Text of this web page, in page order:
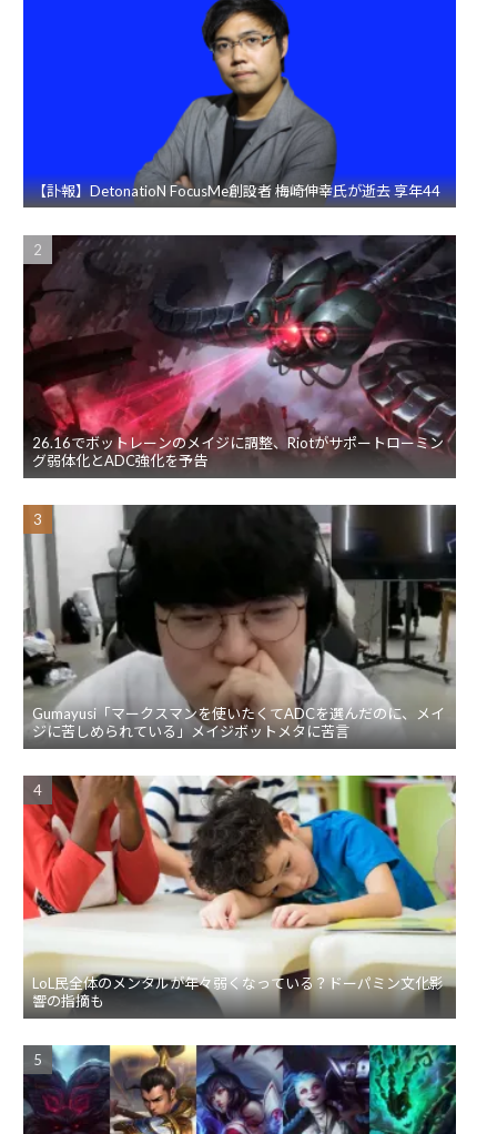
【訃報】DetonatioN FocusMe創設者 梅崎伸幸氏が逝去 享年44
26.16でボットレーンのメイジに調整、Riotがサポートローミン
グ弱体化とADC強化を予告
Gumayusi「マークスマンを使いたくてADCを選んだのに、メイ
ジに苦しめられている」メイジボットメタに苦言
LoL民全体のメンタルが年々弱くなっている？ドーパミン文化影
響の指摘も